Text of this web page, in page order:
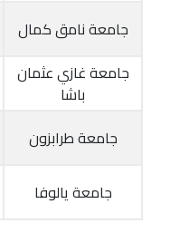
جامعة نامق كمال
جامعة غازي عثمان
باشا
جامعة طرابزون
جامعة يالوفا